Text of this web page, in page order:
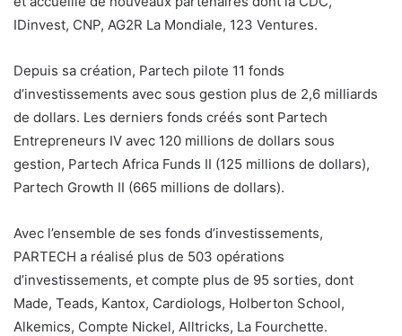
IDinvest, CNP, AG2R La Mondiale, 123 Ventures.
Depuis sa création, Partech pilote 11 fonds
d’investissements avec sous gestion plus de 2,6 milliards
de dollars. Les derniers fonds créés sont Partech
Entrepreneurs IV avec 120 millions de dollars sous
gestion, Partech Africa Funds II (125 millions de dollars),
Partech Growth II (665 millions de dollars).
Avec l’ensemble de ses fonds d’investissements,
PARTECH a réalisé plus de 503 opérations
d’investissements, et compte plus de 95 sorties, dont
Made, Teads, Kantox, Cardiologs, Holberton School,
Alkemics, Compte Nickel, Alltricks, La Fourchette.